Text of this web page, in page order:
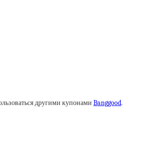
другими купонами Banggood.